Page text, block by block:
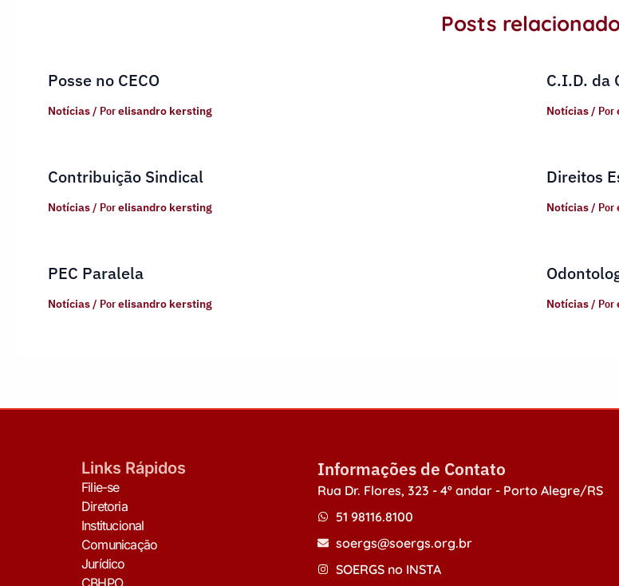
Posts
Posse no CECO
Notícias/ Porelisandro kersting
C.I.D. da
Notícias/ Por
Contribuição Sindical
Notícias/ Porelisandro kersting
Direitos
Notícias/ Por
PEC Paralela
Notícias/ Porelisandro kersting Notícias/ Por
Links Rápidos
Filie-se
Diretoria
Institucional
Comunicação
Jurídico
CBHPO
Informações de Contato
Rua Dr. Flores, 323 - 4º andar - Porto Alegre/RS
51 98116.8100
soergs@soergs.org.br
SOERGS no INSTA